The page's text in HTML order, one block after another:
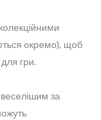
окремо), щоб
гри.
за